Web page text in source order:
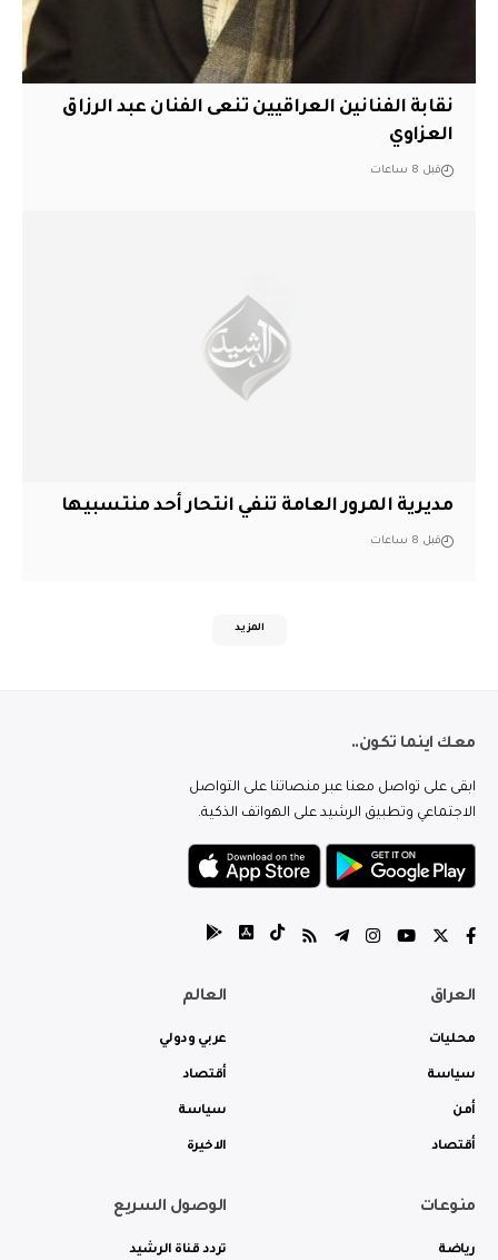
نقابة الفنانين العراقيين تنعى الفنان عبد الرزاق
العزاوي
قبل 8 ساعات
مديرية المرور العامة تنفي انتحار أحد منتسبيها
قبل 8 ساعات
المزيد
معك اينما تكون..
ابقى على تواصل معنا عبر منصاتنا على التواصل
الاجتماعي وتطبيق الرشيد على الهواتف الذكية.
العراق
محليات
سياسة
أمن
أقتصاد
العالم
عربي ودولي
أقتصاد
سياسة
الاخيرة
منوعات
رياضة
الوصول السريع
تردد قناة الرشيد